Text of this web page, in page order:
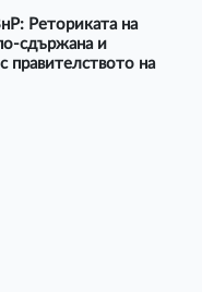
Реториката на
сдържана и
правителството на